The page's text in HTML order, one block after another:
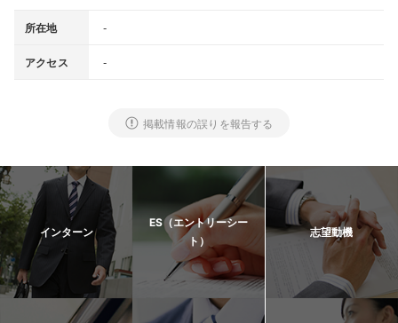
所在地 -
アクセス -
掲載情報の誤りを報告する
インターン
ES（エントリーシー
ト）
志望動機